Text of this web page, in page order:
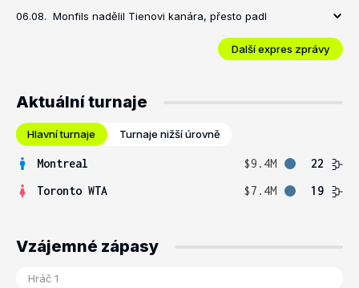
06.08. Monfils nadělil Tienovi kanára, přesto padl
Další expres zprávy
Aktuální turnaje
Hlavní turnaje Turnaje nižší úrovně
Montreal $9.4M
22
Toronto WTA
$7.4M 19
Vzájemné zápasy